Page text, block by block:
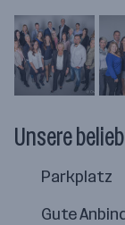
Unsere
Parkplatz
Gute